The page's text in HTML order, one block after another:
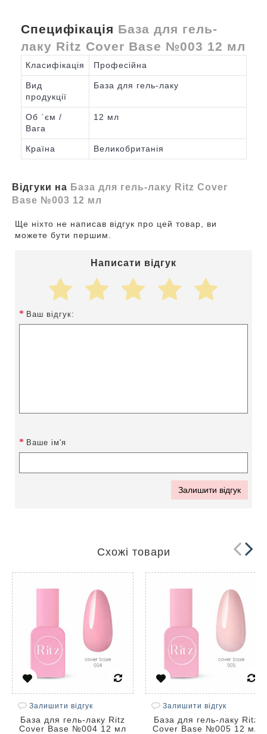
Специфікація База для гель-
лаку Ritz Cover Base №003 12 мл
Класифікація Професійна
Вид
продукції
База для гель-лаку
Об `єм /
Вага
12 мл
Країна Великобританія
Відгуки на База для гель-лаку Ritz Cover
Base №003 12 мл
Ще ніхто не написав відгук про цей товар, ви
можете бути першим.
Написати відгук
Ваш відгук:
Ваше ім'я
Залишити відгук
Схожі товари
Залишити відгук
База для гель-лаку Ritz
Cover Base №004 12 мл
Залишити відгук
База для гель-лаку Ritz
Cover Base №005 12 мл